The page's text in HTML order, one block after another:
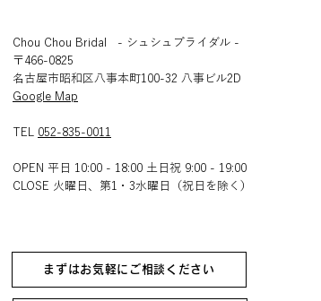
和婚とは？｜あなたに合う和
Chou Chou Bridal - シュシュブライダル -
〒466-0825
名古屋市昭和区八事本町100-32 八事ビル2D
​Google Map
TEL 052-835-0011
OPEN 平日 10:00 - 18:00 土日祝 9:00 - 19:00
CLOSE 火曜日、第1・3水曜日（祝日を除く）​​
まずはお気軽にご相談ください